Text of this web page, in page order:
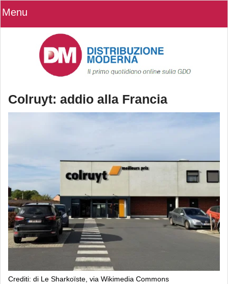
Menu
Colruyt: addio alla Francia
Crediti: di Le Sharkoïste, via Wikimedia Commons